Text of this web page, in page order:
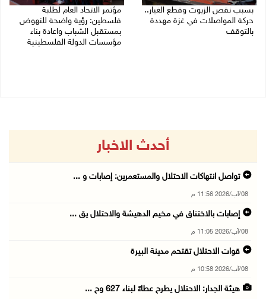
بسبب نقص الزيوت وقطع الغيار..
حركة المواصلات في غزة مهددة
بالتوقف
مؤتمر الاتحاد العام لطلبة
فلسطين: رؤية واضحة للنهوض
بمستقبل الشباب واعادة بناء
مؤسسات الدولة الفلسطينية
أحدث الاخبار
تواصل انتهاكات الاحتلال والمستعمرين: إصابات و ...
08/آب/2026 11:56 م
إصابات بالاختناق في مخيم الدهيشة والاحتلال يق ...
08/آب/2026 11:05 م
قوات الاحتلال تقتحم مدينة البيرة
08/آب/2026 10:58 م
هيئة الجدار: الاحتلال يطرح عطاءً لبناء 627 وح ...